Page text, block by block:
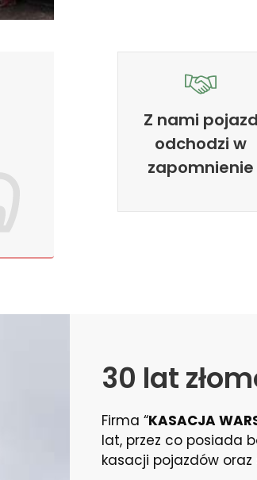
Z nami pojazd
odchodzi w
zapomnienie
30 lat
Firma “KASACJA
lat, przez co posiada
kasacji pojazdów